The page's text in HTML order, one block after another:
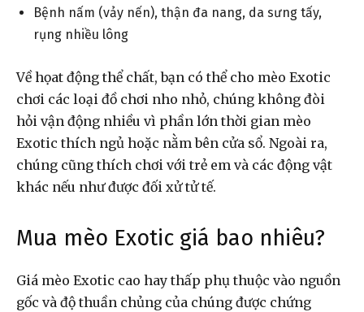
Bệnh nấm (vảy nến), thận đa nang, da sưng tấy,
rụng nhiều lông
Về họat động thể chất, bạn có thể cho mèo Exotic
chơi các loại đồ chơi nho nhỏ, chúng không đòi
hỏi vận động nhiều vì phần lớn thời gian mèo
Exotic thích ngủ hoặc nằm bên cửa sổ. Ngoài ra,
chúng cũng thích chơi với trẻ em và các động vật
khác nếu như được đối xử tử tế.
Mua mèo Exotic giá bao nhiêu?
Giá mèo Exotic cao hay thấp phụ thuộc vào nguồn
gốc và độ thuần chủng của chúng được chứng